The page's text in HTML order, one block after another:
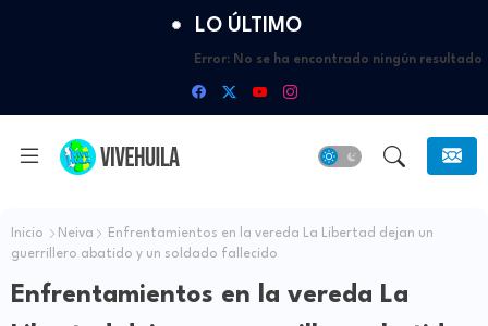
LO ÚLTIMO
Error: No se ha encontrado ningún resultado
Inicio Neiva
Enfrentamientos en la vereda La Libertad dejan un
guerrillero abatido y un soldado fallecido
Enfrentamientos en la vereda La